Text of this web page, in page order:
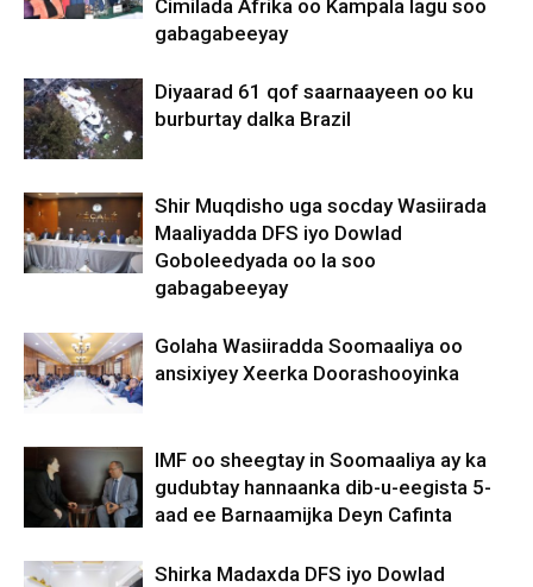
Cimilada Afrika oo Kampala lagu soo
gabagabeeyay
Diyaarad 61 qof saarnaayeen oo ku
burburtay dalka Brazil
Shir Muqdisho uga socday Wasiirada
Maaliyadda DFS iyo Dowlad
Goboleedyada oo la soo
gabagabeeyay
Golaha Wasiiradda Soomaaliya oo
ansixiyey Xeerka Doorashooyinka
IMF oo sheegtay in Soomaaliya ay ka
gudubtay hannaanka dib-u-eegista 5-
aad ee Barnaamijka Deyn Cafinta
Shirka Madaxda DFS iyo Dowlad